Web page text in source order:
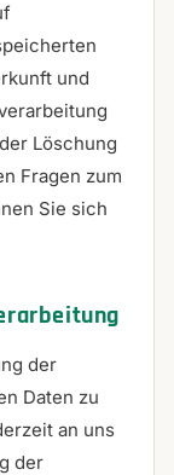
und
Löschung
Fragen zum
Sie sich
der
Daten zu
an uns
der